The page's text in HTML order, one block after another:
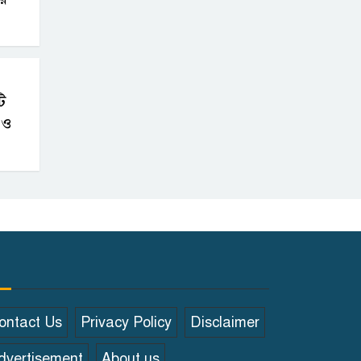
Us Privacy Policy Disclaimer